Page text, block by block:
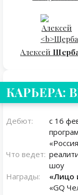
КАРЬЕРА:
Дебют:
с 16
Что ведет:
шоу
Награды:
«Лицо
«GQ
Алексей